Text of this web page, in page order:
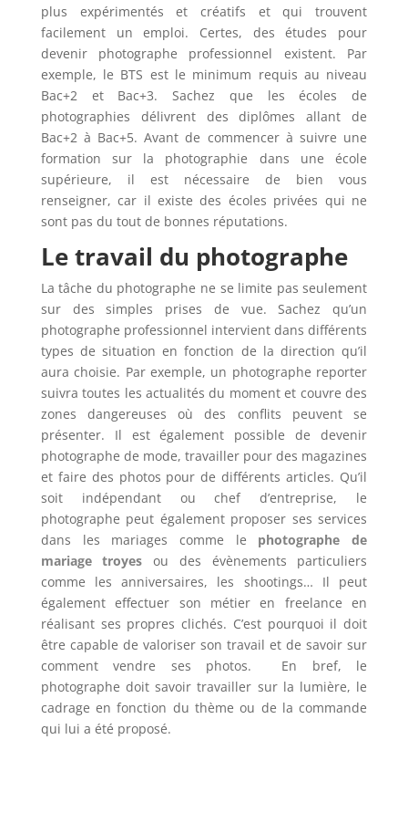
plus expérimentés et créatifs et qui trouvent
facilement un emploi. Certes, des études pour
devenir photographe professionnel existent. Par
exemple, le BTS est le minimum requis au niveau
Bac+2 et Bac+3. Sachez que les écoles de
photographies délivrent des diplômes allant de
Bac+2 à Bac+5. Avant de commencer à suivre une
formation sur la photographie dans une école
supérieure, il est nécessaire de bien vous
renseigner, car il existe des écoles privées qui ne
sont pas du tout de bonnes réputations.
Le travail du photographe
La tâche du photographe ne se limite pas seulement
sur des simples prises de vue. Sachez qu’un
photographe professionnel intervient dans différents
types de situation en fonction de la direction qu’il
aura choisie. Par exemple, un photographe reporter
suivra toutes les actualités du moment et couvre des
zones dangereuses où des conflits peuvent se
présenter. Il est également possible de devenir
photographe de mode, travailler pour des magazines
et faire des photos pour de différents articles. Qu’il
soit indépendant ou chef d’entreprise, le
photographe peut également proposer ses services
dans les mariages comme le photographe de
mariage troyes ou des évènements particuliers
comme les anniversaires, les shootings… Il peut
également effectuer son métier en freelance en
réalisant ses propres clichés. C’est pourquoi il doit
être capable de valoriser son travail et de savoir sur
comment vendre ses photos. En bref, le
photographe doit savoir travailler sur la lumière, le
cadrage en fonction du thème ou de la commande
qui lui a été proposé.